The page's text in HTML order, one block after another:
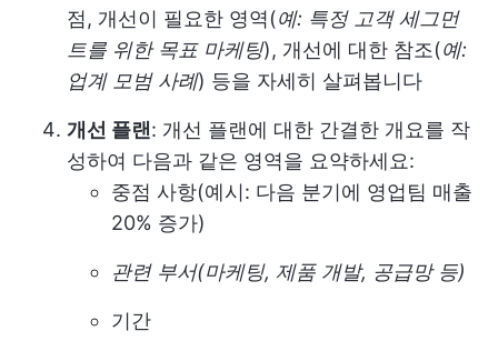
점, 개선이 필요한 영역(예: 특정 고객 세그먼
트를 위한 목표 마케팅), 개선에 대한 참조(예:
업계 모범 사례) 등을 자세히 살펴봅니다
개선 플랜: 개선 플랜에 대한 간결한 개요를 작
성하여 다음과 같은 영역을 요약하세요:
중점 사항(예시: 다음 분기에 영업팀 매출
20% 증가)
관련 부서(마케팅, 제품 개발, 공급망 등)
기간